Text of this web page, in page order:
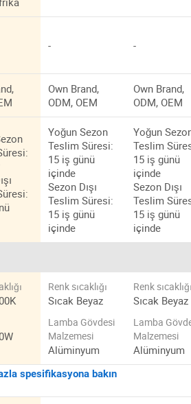
- -
Own Brand,
ODM, OEM
Own Brand,
ODM, OEM
Yoğun Sezon
Teslim Süresi:
15 iş günü
içinde
Sezon Dışı
Teslim Süresi:
15 iş günü
içinde
Yoğun
Teslim
15 iş günü
içinde
Sezon Dışı
Teslim
15 iş günü
içinde
Renk sıcaklığı
Sıcak Beyaz
Lamba Gövdesi
Malzemesi
Alüminyum
Renk
Sıcak Beyaz
Lamba
Malzemesi
Alüminyum
spesifikasyona bakın